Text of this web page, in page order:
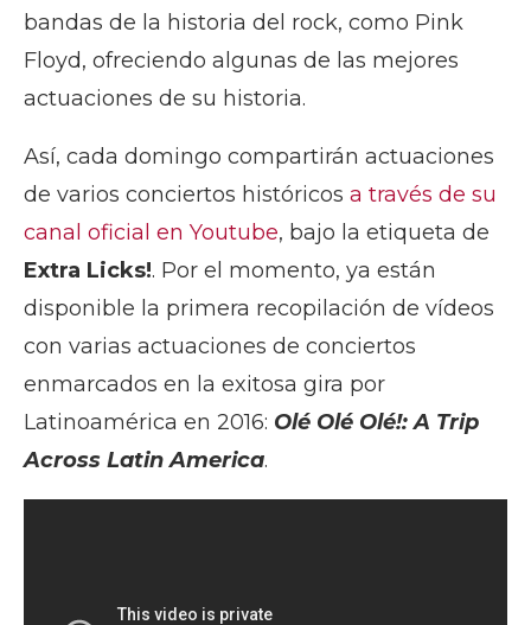
bandas de la historia del rock, como Pink
Floyd, ofreciendo algunas de las mejores
actuaciones de su historia.
Así, cada domingo compartirán actuaciones
de varios conciertos históricos a través de su
canal oficial en Youtube, bajo la etiqueta de
Extra Licks!. Por el momento, ya están
disponible la primera recopilación de vídeos
con varias actuaciones de conciertos
enmarcados en la exitosa gira por
Latinoamérica en 2016: Olé Olé Olé!: A Trip
Across Latin America.